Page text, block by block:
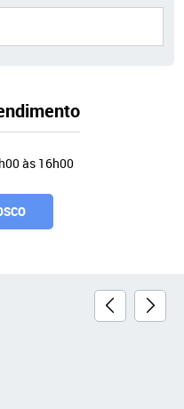
às 16h00